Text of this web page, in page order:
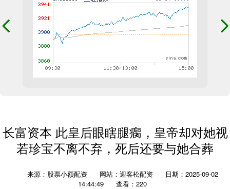
长富资本 此皇后眼瞎腿瘸，皇帝却对她视
若珍宝不离不弃，死后还要与她合葬
来源：股票小额配资 网站：迎客松配资
日期：2025-09-02
14:44:49
查看：220